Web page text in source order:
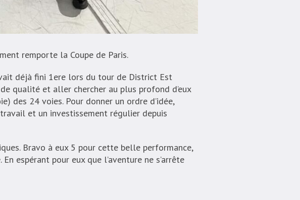
remporte la Coupe de Paris.
déjà fini 1ere lors du tour de District Est
qualité et aller chercher au plus profond d’eux
des 24 voies. Pour donner un ordre d’idée,
et un investissement régulier depuis
Bravo à eux 5 pour cette belle performance,
espérant pour eux que l’aventure ne s’arrête